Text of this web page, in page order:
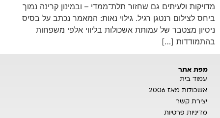
מדויקות ולעיתים גם שחזור תלת־ממדי – ובמינון קרינה נמוך
ביחס לצילום רנטגן רגיל. גילוי נאות: המאמר נכתב על בסיס
ניסיון מצטבר של עמותת אשכולות בליווי אלפי משפחות
בהתמודדות […]
מפת אתר
עמוד בית
אשכולות מאז 2006
יצירת קשר
מדיניות פרטיות